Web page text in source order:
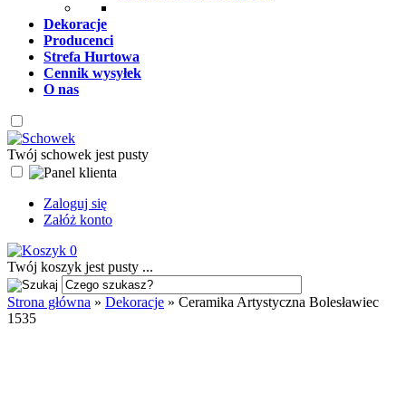
Dekoracje
Producenci
Strefa Hurtowa
Cennik wysyłek
O nas
Twój schowek jest pusty
Zaloguj się
Załóż konto
0
Twój koszyk jest pusty ...
Strona główna » Dekoracje » Ceramika Artystyczna Bolesławiec
1535